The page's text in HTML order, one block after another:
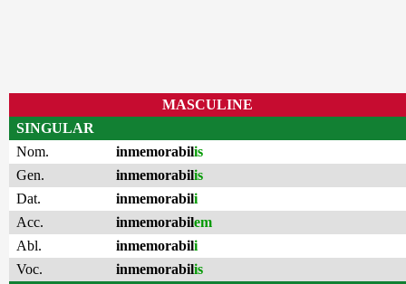
MASCULINE
SINGULAR
Nom.
inmemorabilis
Gen.
inmemorabilis
Dat.
inmemorabili
Acc.
inmemorabilem
Abl.
inmemorabili
Voc.
inmemorabilis